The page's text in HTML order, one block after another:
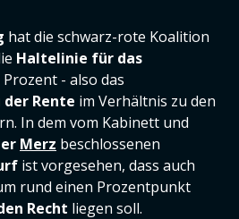
hat die schwarz-rote Koalition
Haltelinie für das
Prozent - also das
Rente im Verhältnis zu den
In dem vom Kabinett und
Merz beschlossenen
ist vorgesehen, dass auch
rund einen Prozentpunkt
Recht liegen soll.